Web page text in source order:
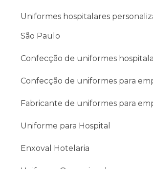
uniformes
Existem diversos tipos de uniformes
específicas de diferentes profissões.
Por exemplo, o uniforme operacional
refletivos ou protetores.
O uniforme para empregada
para cuidador de idosos são
realização de tarefas.
Uniformes hospitalares
São Paulo
Confecção de uniformes
Confecção de uniformes para
Fabricante de uniformes para
Uniforme para Hospital
Enxoval Hotelaria